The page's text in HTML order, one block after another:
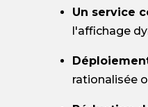
Un service
l'affichage
rationalisée